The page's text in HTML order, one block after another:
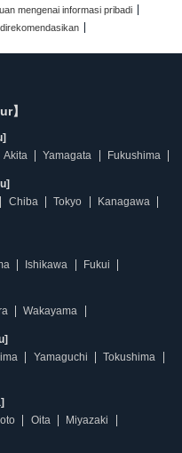
mengenai informasi pribadi
】
Akita Yamagata Fukushima
Chiba Tokyo
Kanagawa
Ishikawa Fukui
Wakayama
Yamaguchi
Tokushima
Oita
Miyazaki